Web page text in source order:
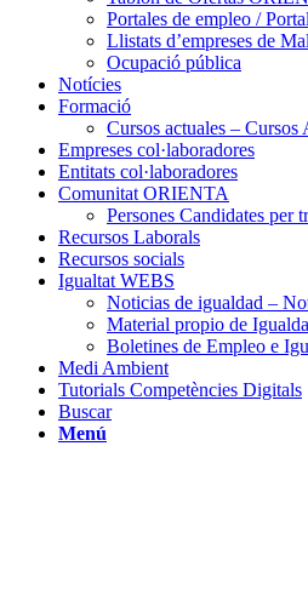
Portales de empleo /
Llistats d’empreses de
Ocupació pública
Notícies
Formació
Cursos actuales – Cursos
Empreses col·laboradores
Entitats col·laboradores
Comunitat ORIENTA
Persones Candidates per
Recursos Laborals
Recursos socials
Igualtat WEBS
Noticias de igualdad –
Material propio de
Boletines de Empleo e
Medi Ambient
Tutorials Competències Digitals
Buscar
Menú